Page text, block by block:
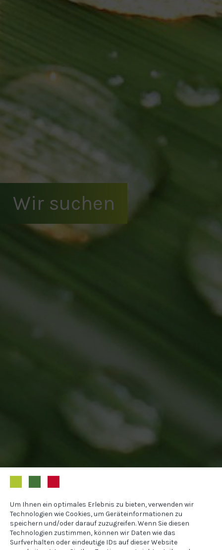
Um Ihnen ein optimales Erlebnis zu bieten, verwenden wir
Technologien wie Cookies, um Geräteinformationen zu
speichern und/oder darauf zuzugreifen. Wenn Sie diesen
Technologien zustimmen, können wir Daten wie das
Surfverhalten oder eindeutige IDs auf dieser Website
Wir suchen